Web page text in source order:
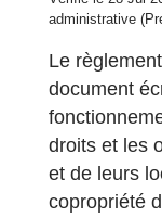
administrative
Le
document
droits et les
et de leurs
copropriété